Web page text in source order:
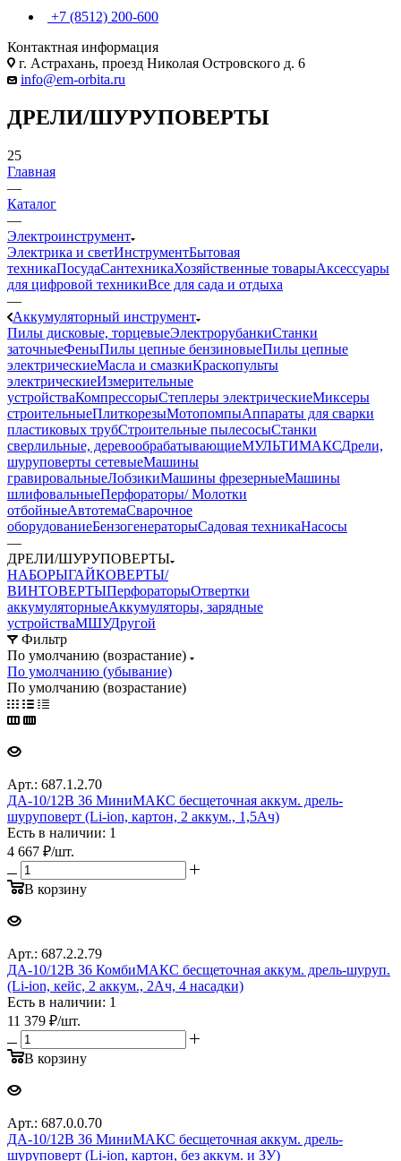
+7 (8512) 200-600
Контактная информация
г. Астрахань, проезд Николая Островского д. 6
info@em-orbita.ru
ДРЕЛИ/ШУРУПОВЕРТЫ
25
Главная
—
Каталог
—
Электроинструмент
Электрика и светИнструментБытовая
техникаПосудаСантехникаХозяйственные товарыАксессуары
для цифровой техникиВсе для сада и отдыха
—
Аккумуляторный инструмент
Пилы дисковые, торцевыеЭлектрорубанкиСтанки
заточныеФеныПилы цепные бензиновыеПилы цепные
электрическиеМасла и смазкиКраскопульты
электрическиеИзмерительные
устройстваКомпрессорыСтеплеры электрическиеМиксеры
строительныеПлиткорезыМотопомпыАппараты для сварки
пластиковых трубСтроительные пылесосыСтанки
сверлильные, деревообрабатывающиеМУЛЬТИМАКСДрели,
шуруповерты сетевыеМашины
гравировальныеЛобзикиМашины фрезерныеМашины
шлифовальныеПерфораторы/ Молотки
отбойныеАвтотемаСварочное
оборудованиеБензогенераторыСадовая техникаНасосы
—
ДРЕЛИ/ШУРУПОВЕРТЫ
НАБОРЫГАЙКОВЕРТЫ/
ВИНТОВЕРТЫПерфораторыОтвертки
аккумуляторныеАккумуляторы, зарядные
устройстваМШУДругой
Фильтр
По умолчанию (возрастание)
По умолчанию (убывание)
По умолчанию (возрастание)
Арт.: 687.1.2.70
ДА-10/12В 36 МиниМАКС бесщеточная аккум. дрель-
шуруповерт (Li-ion, картон, 2 аккум., 1,5Ач)
Есть в наличии: 1
4 667 ₽/шт.
В корзину
Арт.: 687.2.2.79
ДА-10/12В 36 КомбиМАКС бесщеточная аккум. дрель-шуруп.
(Li-ion, кейс, 2 аккум., 2Ач, 4 насадки)
Есть в наличии: 1
11 379 ₽/шт.
В корзину
Арт.: 687.0.0.70
ДА-10/12В 36 МиниМАКС бесщеточная аккум. дрель-
шуруповерт (Li-ion, картон, без аккум. и ЗУ)